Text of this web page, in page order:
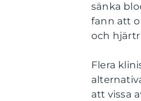
sänka
fann att
och
Flera
att vissa